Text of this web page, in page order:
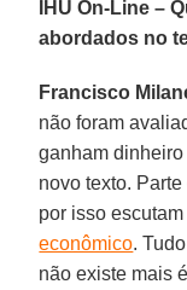
IHU On-Line–
abordados no
Francisco
não foram
ganham
novo texto.
por isso
econômico.
não existe mais